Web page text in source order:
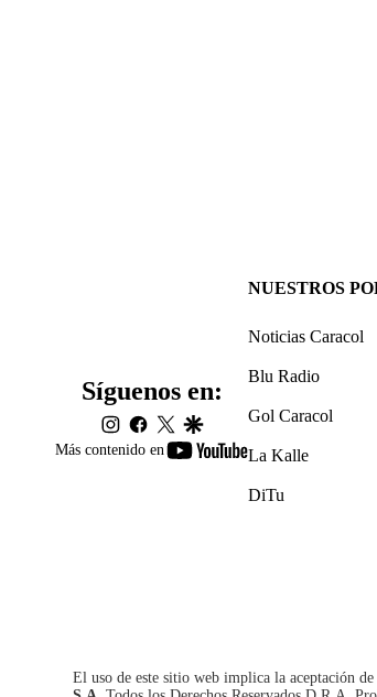
Más contenido en
youtube-
Síguenos en:
instagram
facebook
twittergoogle
NUESTROS
Noticias Caracol
Blu Radio
Gol Caracol
La Kalle
DiTu
El uso de este sitio web implica la aceptación de